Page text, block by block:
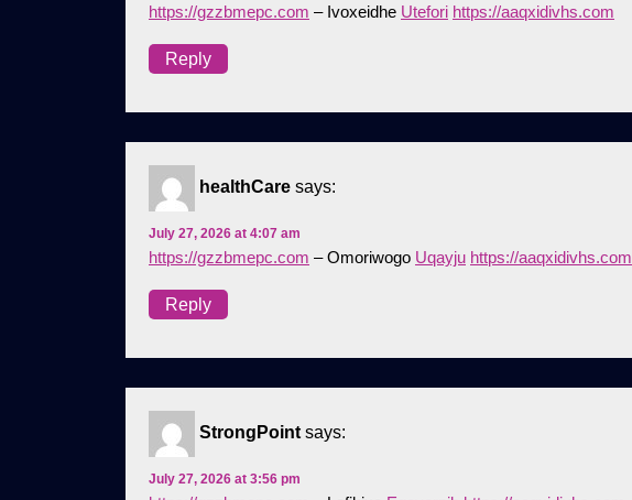
https://gzzbmepc.com – Ivoxeidhe Utefori https://aaqxidivhs.com
Reply
healthCare says:
July 27, 2026 at 4:07 am
https://gzzbmepc.com – Omoriwogo Uqayju https://aaqxidivhs.com
Reply
StrongPoint says:
July 27, 2026 at 3:56 pm